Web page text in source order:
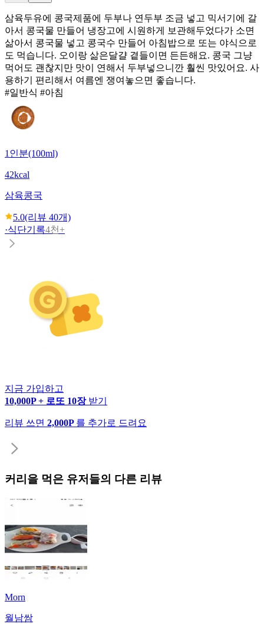
삼육두유에 콩국제품에 두부나 연두부 조금 넣고 믹서기에 갈
아서 콩국물 만들어 냉장고에 시원하게 보관해두었다가 소면
삶아서 콩국물 넣고 콩국수 만들어 아침밥으로 또는 야식으로
도 먹습니다. 오이랑 삶은달걀 곁들이면 든든해요. 콩국 그냥
먹어도 괜찮지만 맛이 연해서 두부넣으니깐 훨씬 맛있어요. 사
용하기 편리해서 여름엔 쟁여놓으면 좋습니다.
#일반식 #아침
1인분(100ml)
42kcal
삼육콩국
5.0(리뷰 40개)
·식단기록4천+
지금 가입하고
10,000P + 로또 10장 받기
리뷰 쓰면 2,000P 를 추가로 드려요
커리 을 먹은 유저들의 다른 리뷰
Morn
월남쌈